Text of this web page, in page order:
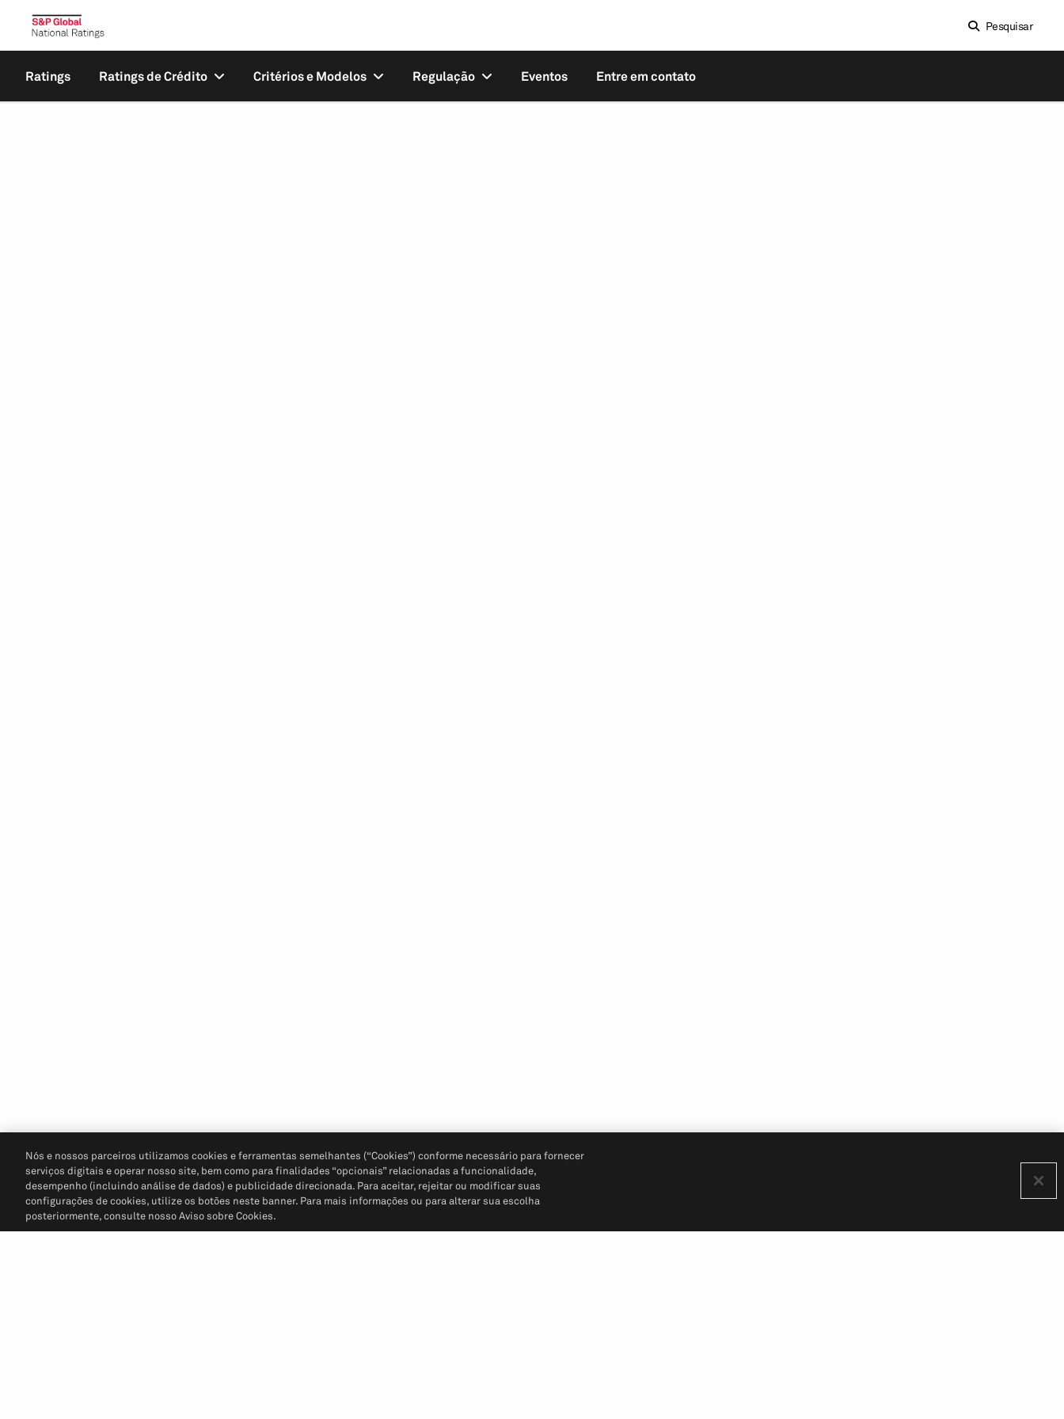
Pesquisar
Ratings Ratings de Crédito Critérios e Modelos Regulação Eventos Entre em contato
Nós e nossos parceiros utilizamos cookies e ferramentas semelhantes (“Cookies”) conforme necessário para fornecer
serviços digitais e operar nosso site, bem como para finalidades “opcionais” relacionadas a funcionalidade,
desempenho (incluindo análise de dados) e publicidade direcionada. Para aceitar, rejeitar ou modificar suas
configurações de cookies, utilize os botões neste banner. Para mais informações ou para alterar sua escolha
posteriormente, consulte nosso Aviso sobre Cookies.